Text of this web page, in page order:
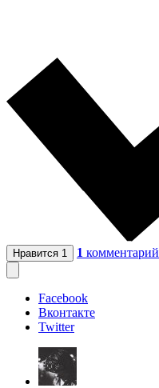
Нравится 1 1 комментарий
Facebook
Вконтакте
Twitter